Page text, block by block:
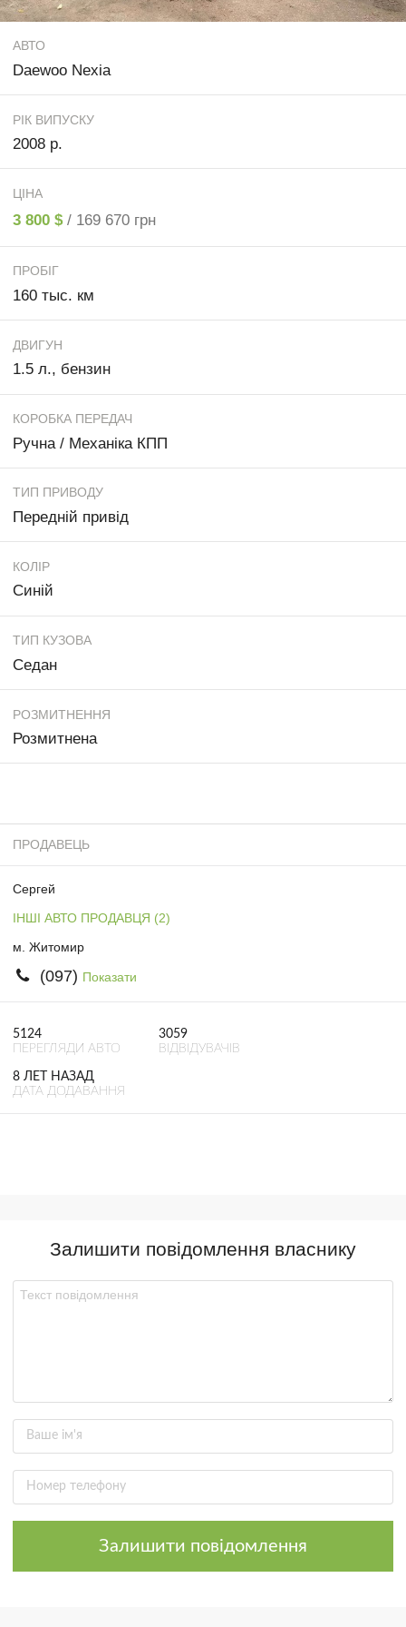
АВТО
Daewoo Nexia
РІК ВИПУСКУ
2008 р.
ЦІНА
3 800 $ / 169 670 грн
ПРОБІГ
160 тыс. км
ДВИГУН
1.5 л., бензин
КОРОБКА ПЕРЕДАЧ
Ручна / Механіка КПП
ТИП ПРИВОДУ
Передній привід
КОЛІР
Синій
ТИП КУЗОВА
Седан
РОЗМИТНЕННЯ
Розмитнена
ПРОДАВЕЦЬ
Сергей
ІНШІ АВТО ПРОДАВЦЯ (2)
м. Житомир
(097) Показати
5124
ПЕРЕГЛЯДИ АВТО
3059
ВІДВІДУВАЧІВ
8 ЛЕТ НАЗАД
ДАТА ДОДАВАННЯ
Залишити повідомлення власнику
Залишити повідомлення